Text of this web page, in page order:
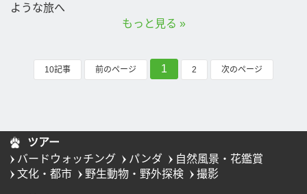
ような旅へ
もっと見る »
10記事 前のページ 1 2 次のページ
ツアー
バードウォッチング
パンダ
自然風景・花鑑賞
文化・都市
野生動物・野外探検 撮影